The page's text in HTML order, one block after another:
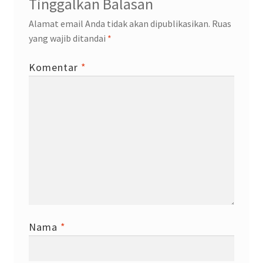
Tinggalkan Balasan
Alamat email Anda tidak akan dipublikasikan. Ruas
yang wajib ditandai *
Komentar *
Nama *